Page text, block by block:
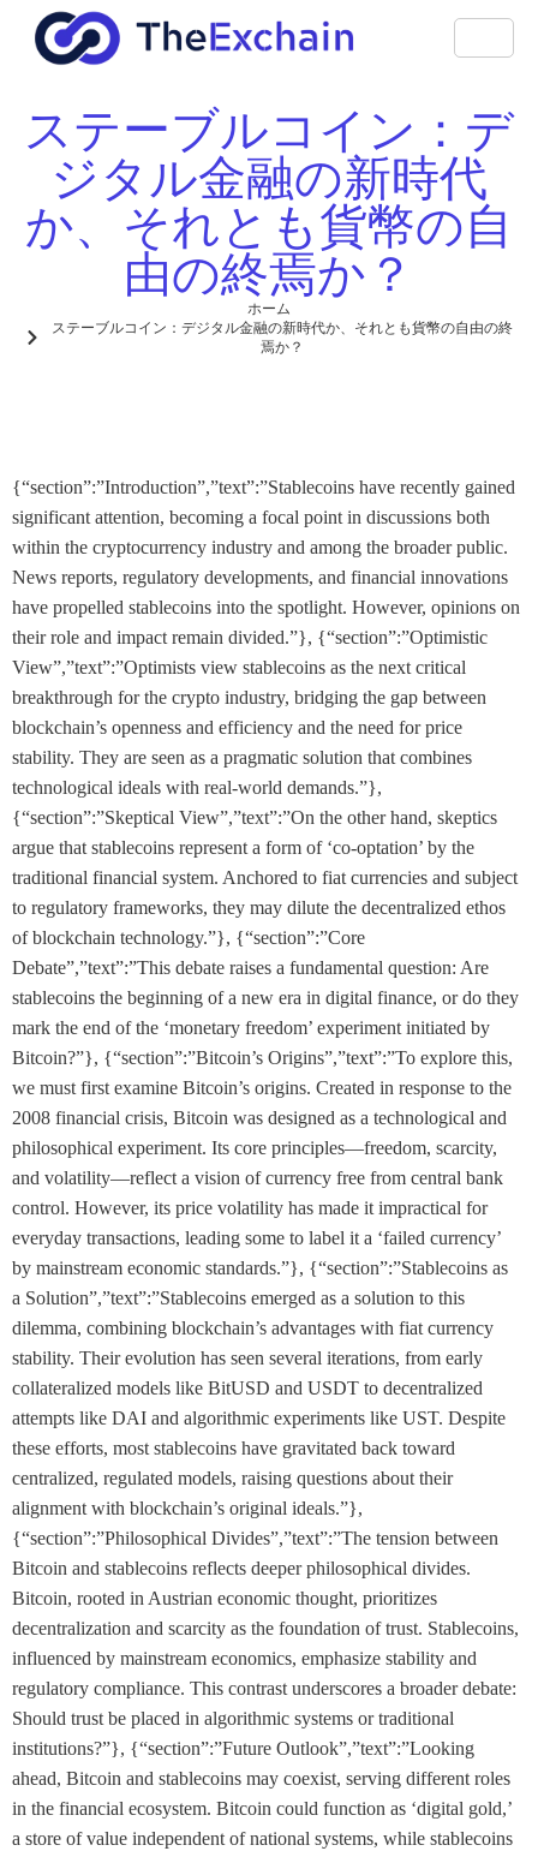
ステーブルコイン：デ
ジタル金融の新時代
か、それとも貨幣の自
由の終焉か？
ホーム
ステーブルコイン：デジタル金融の新時代か、それとも貨幣の自由の終
焉か？
{“section”:”Introduction”,”text”:”Stablecoins have recently gained
significant attention, becoming a focal point in discussions both
within the cryptocurrency industry and among the broader public.
News reports, regulatory developments, and financial innovations
have propelled stablecoins into the spotlight. However, opinions on
their role and impact remain divided.”}, {“section”:”Optimistic
View”,”text”:”Optimists view stablecoins as the next critical
breakthrough for the crypto industry, bridging the gap between
blockchain’s openness and efficiency and the need for price
stability. They are seen as a pragmatic solution that combines
technological ideals with real-world demands.”},
{“section”:”Skeptical View”,”text”:”On the other hand, skeptics
argue that stablecoins represent a form of ‘co-optation’ by the
traditional financial system. Anchored to fiat currencies and subject
to regulatory frameworks, they may dilute the decentralized ethos
of blockchain technology.”}, {“section”:”Core
Debate”,”text”:”This debate raises a fundamental question: Are
stablecoins the beginning of a new era in digital finance, or do they
mark the end of the ‘monetary freedom’ experiment initiated by
Bitcoin?”}, {“section”:”Bitcoin’s Origins”,”text”:”To explore this,
we must first examine Bitcoin’s origins. Created in response to the
2008 financial crisis, Bitcoin was designed as a technological and
philosophical experiment. Its core principles—freedom, scarcity,
and volatility—reflect a vision of currency free from central bank
control. However, its price volatility has made it impractical for
everyday transactions, leading some to label it a ‘failed currency’
by mainstream economic standards.”}, {“section”:”Stablecoins as
a Solution”,”text”:”Stablecoins emerged as a solution to this
dilemma, combining blockchain’s advantages with fiat currency
stability. Their evolution has seen several iterations, from early
collateralized models like BitUSD and USDT to decentralized
attempts like DAI and algorithmic experiments like UST. Despite
these efforts, most stablecoins have gravitated back toward
centralized, regulated models, raising questions about their
alignment with blockchain’s original ideals.”},
{“section”:”Philosophical Divides”,”text”:”The tension between
Bitcoin and stablecoins reflects deeper philosophical divides.
Bitcoin, rooted in Austrian economic thought, prioritizes
decentralization and scarcity as the foundation of trust. Stablecoins,
influenced by mainstream economics, emphasize stability and
regulatory compliance. This contrast underscores a broader debate:
Should trust be placed in algorithmic systems or traditional
institutions?”}, {“section”:”Future Outlook”,”text”:”Looking
ahead, Bitcoin and stablecoins may coexist, serving different roles
in the financial ecosystem. Bitcoin could function as ‘digital gold,’
a store of value independent of national systems, while stablecoins